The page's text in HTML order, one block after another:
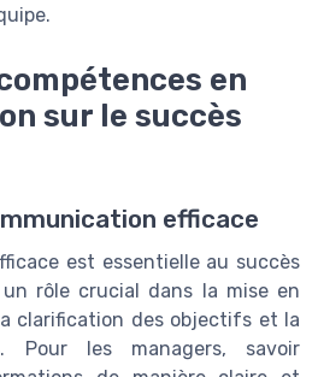
en
sur le succès
efficace
est essentielle au succès
rôle crucial dans la mise en
clarification des objectifs et la
Pour les managers, savoir